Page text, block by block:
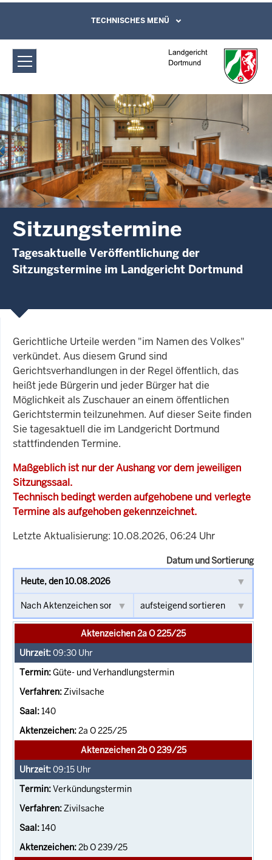
Landgericht Dortmund:
Sitzungstermine
Direkt zum Inhalt
Leichte Sprache, Gebärdensprachenvideo
und Kontaktformular
TECHNISCHES MENÜ
Sitzungstermine
Tagesaktuelle Veröffentlichung der
Sitzungstermine im Landgericht Dortmund
Gerichtliche Urteile werden "im Namen des Volkes"
verkündet. Aus diesem Grund sind
Gerichtsverhandlungen in der Regel öffentlich, das
heißt jede Bürgerin und jeder Bürger hat die
Möglichkeit als Zuschauer an einem öffentlichen
Gerichtstermin teilzunehmen. Auf dieser Seite finden
Sie tagesaktuell die im Landgericht Dortmund
stattfindenden Termine.
Maßgeblich ist nur der Aushang vor dem jeweiligen
Sitzungssaal.
Technisch bedingt werden aufgehobene und verlegte
Termine als aufgehoben gekennzeichnet.
Letzte Aktualisierung: 10.08.2026, 06:24 Uhr
Datum und Sortierung
Aktenzeichen 2a O 225/25
09:30 Uhr
Güte- und Verhandlungstermin
Zivilsache
140
2a O 225/25
Aktenzeichen 2b O 239/25
09:15 Uhr
Verkündungstermin
Zivilsache
140
2b O 239/25